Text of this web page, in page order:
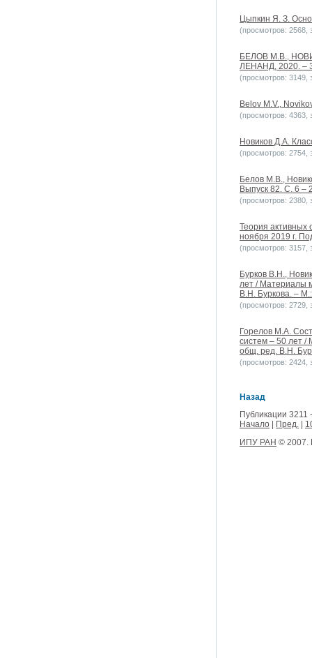
Цыпкин Я. З.
(просмотров: 2568,
БЕЛОВ М.В.,
ЛЕНАНД, 2020. –
(просмотров: 3149,
Belov M.V.,
(просмотров: 4363,
Новиков Д.А.
(просмотров: 2754,
Белов М.В.,
Выпуск 82. С. 6 –
(просмотров: 2380,
Теория активных
ноября 2019 г.
(просмотров: 3157,
Бурков В.Н.,
лет / Материалы
В.Н. Буркова. –
(просмотров: 2729,
Горелов М.А.
систем – 50 лет /
общ. ред. В.Н.
(просмотров: 2424,
Назад
Публикации 3211
Начало
Пред.
ИПУ РАН © 2007.